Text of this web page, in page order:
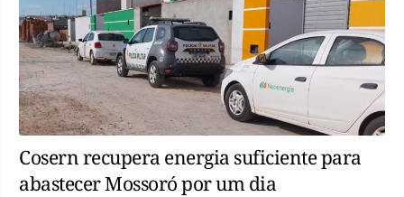
Cosern recupera energia suficiente para
abastecer Mossoró por um dia